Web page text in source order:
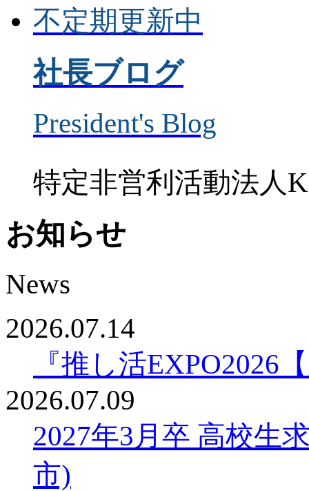
不定期更新中
社長ブログ
President's Blog
特定非営利活動法人
お知らせ
News
2026.07.14
『推し活EXPO2026
2026.07.09
2027年3月卒 高校生
市)